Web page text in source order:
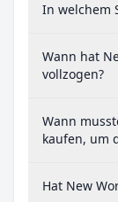
In welchem
Wann hat
vollzogen?
Wann
kaufen, um
Hat New